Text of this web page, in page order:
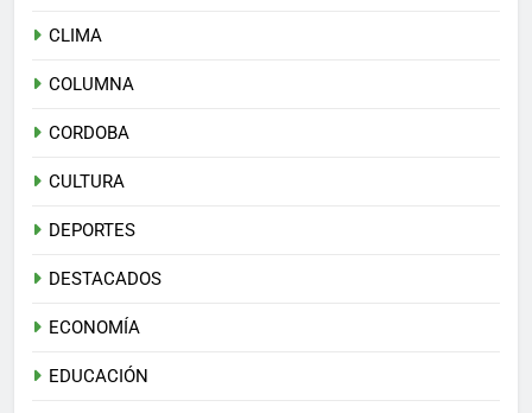
CLIMA
COLUMNA
CORDOBA
CULTURA
DEPORTES
DESTACADOS
ECONOMÍA
EDUCACIÓN